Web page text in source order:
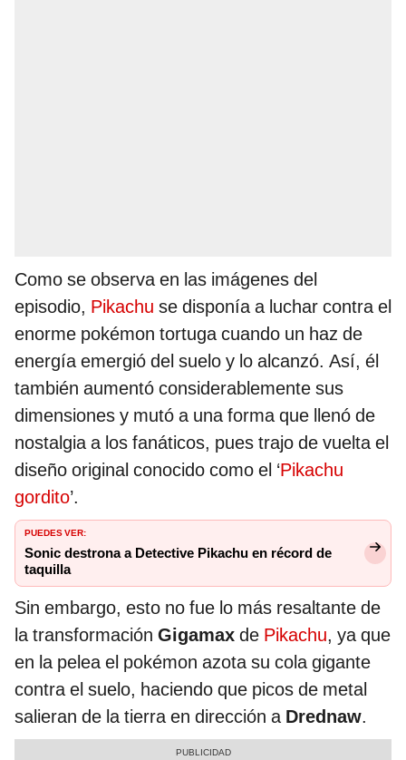
Como se observa en las imágenes del
episodio, Pikachu se disponía a luchar contra el
enorme pokémon tortuga cuando un haz de
energía emergió del suelo y lo alcanzó. Así, él
también aumentó considerablemente sus
dimensiones y mutó a una forma que llenó de
nostalgia a los fanáticos, pues trajo de vuelta el
diseño original conocido como el ‘Pikachu
gordito’.
PUEDES VER:
Sonic destrona a Detective Pikachu en récord de
taquilla
Sin embargo, esto no fue lo más resaltante de
la transformación Gigamax de Pikachu, ya que
en la pelea el pokémon azota su cola gigante
contra el suelo, haciendo que picos de metal
salieran de la tierra en dirección a Drednaw.